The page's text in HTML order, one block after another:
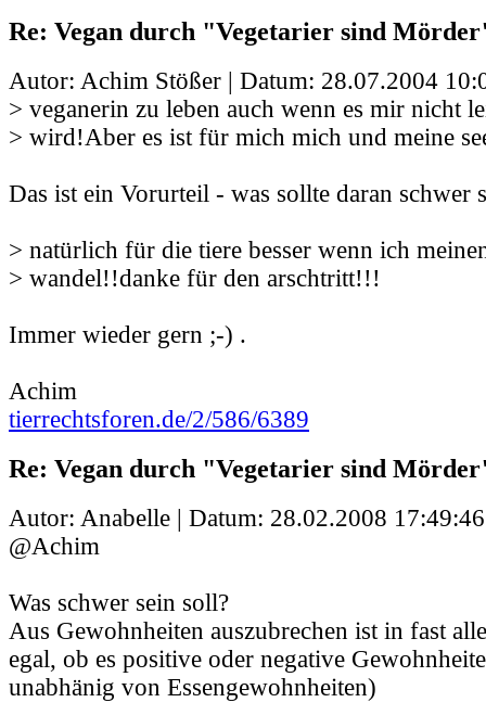
Re: Vegan durch "Vegetarier sind
Autor: Achim Stößer | Datum: 28.07.2004
> veganerin zu leben auch wenn es mir nicht
> wird!Aber es ist für mich mich und meine
Das ist ein Vorurteil - was sollte daran schwer
> natürlich für die tiere besser wenn ich
> wandel!!danke für den arschtritt!!!
Immer wieder gern ;-) .
Achim
tierrechtsforen.de/2/586/6389
Re: Vegan durch "Vegetarier sind
Autor: Anabelle | Datum: 28.02.2008 17:49:46
@Achim
Was schwer sein soll?
Aus Gewohnheiten auszubrechen ist in fast
egal, ob es positive oder negative
unabhänig von Essengewohnheiten)